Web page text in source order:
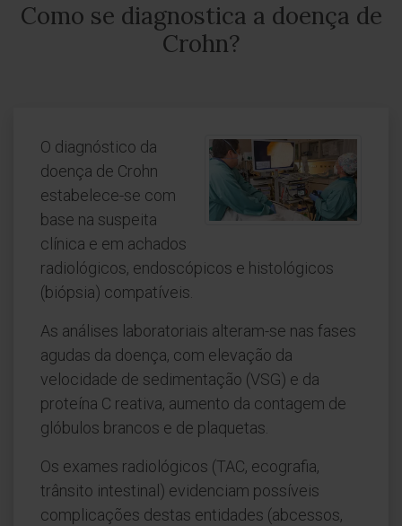
Como se diagnostica a doença de
Crohn?
O diagnóstico da
doença de Crohn
estabelece-se com
base na suspeita
clínica e em achados
radiológicos, endoscópicos e histológicos
(biópsia) compatíveis.
As análises laboratoriais alteram-se nas fases
agudas da doença, com elevação da
velocidade de sedimentação (VSG) e da
proteína C reativa, aumento da contagem de
glóbulos brancos e de plaquetas.
Os exames radiológicos (TAC, ecografia,
trânsito intestinal) evidenciam possíveis
complicações destas entidades (abcessos,